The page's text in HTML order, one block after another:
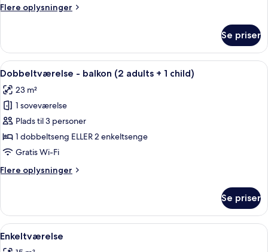
adults)
Flere oplysninger
Flere
-
balkon
(3
Se priser
Indlæs
alle
billeder
af
Dobbeltværelse
-
balkon
adults
child)
Et hotelværelse med en stor seng,
11
Dobbeltværelse - balkon (2 adults + 1 child)
23 m²
1 soveværelse
Plads til 3 personer
1 dobbeltseng ELLER 2 enkeltsenge
Gratis Wi-Fi
Flere oplysninger
Flere
-
balkon
(2
Se priser
Indlæs
alle
Et hotelværelse med en seng, en
11
Enkeltværelse